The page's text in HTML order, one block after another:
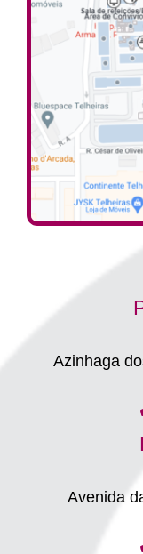
Azinhaga
Avenida